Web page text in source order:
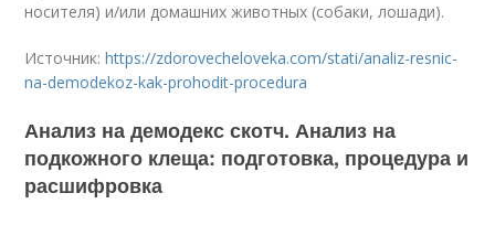
носителя) и/или домашних животных (собаки, лошади).
Источник:https://zdorovecheloveka.com/stati/analiz-resnic-
na-demodekoz-kak-prohodit-procedura
Анализ на демодекс скотч. Анализ на
подкожного клеща: подготовка, процедура и
расшифровка